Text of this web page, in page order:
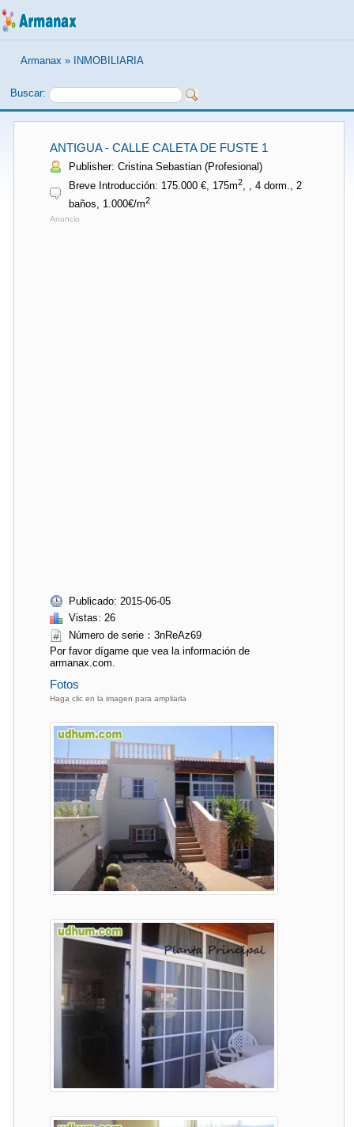
Armanax » INMOBILIARIA
Buscar:
ANTIGUA - CALLE CALETA DE FUSTE 1
Publisher: Cristina Sebastian (Profesional)
Breve Introducción: 175.000 €, 175m2, , 4 dorm., 2
baños, 1.000€/m2
Anuncio
Publicado: 2015-06-05
Vistas: 26
Número de serie：3nReAz69
Por favor dígame que vea la información de
armanax.com.
Fotos
Haga clic en la imagen para ampliarla